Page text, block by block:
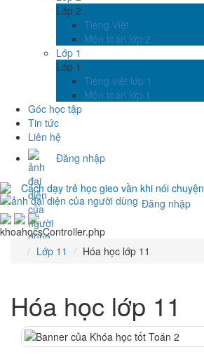
Lớp 2
Tiếng Việt
Môn toán lớp 2
Lớp 1
Lớp 1
Tiếng việt lớp 1
Môn toán lớp 1
Góc học tập
Tin tức
Liên hệ
Đăng nhập
Cách dạy trẻ học gieo vần khi nói chuyện
Đăng nhập
khoahocsController.php
Lớp 11
Hóa học lớp 11
Hóa học lớp 11